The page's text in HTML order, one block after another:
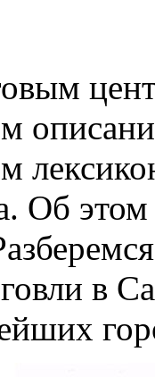
Об
в